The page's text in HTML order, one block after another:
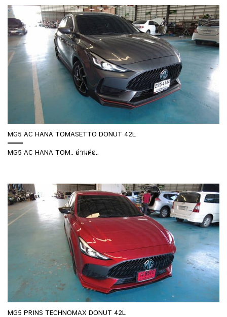
MG5 AC HANA TOMASETTO DONUT 42L
MG5 AC HANA TOM.. อ่านต่อ..
MG5 PRINS TECHNOMAX DONUT 42L